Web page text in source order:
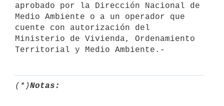
aprobado por la Dirección Nacional de
Medio Ambiente o a un operador que
cuente con autorización del
Ministerio de Vivienda, Ordenamiento
(*)Notas: